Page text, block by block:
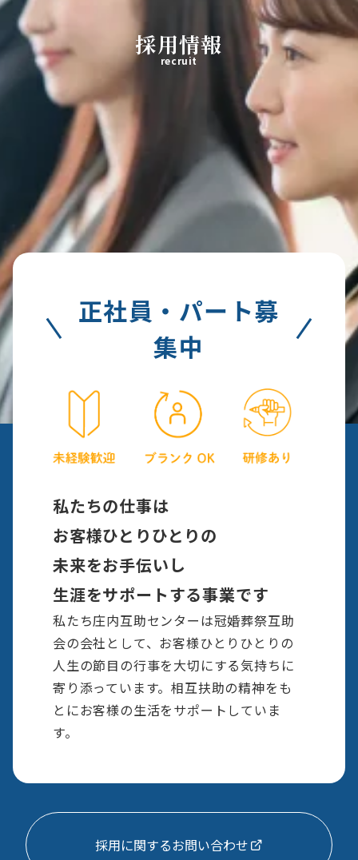
採用情報
recruit
正社員・パート募
集中
私たちの仕事は
お客様ひとりひとりの
未来をお手伝いし
生涯をサポートする事業です
私たち庄内互助センターは冠婚葬祭互助
会の会社として、お客様ひとりひとりの
人生の節目の行事を大切にする気持ちに
寄り添っています。相互扶助の精神をも
とにお客様の生活をサポートしていま
す。
採用に関するお問い合わせ